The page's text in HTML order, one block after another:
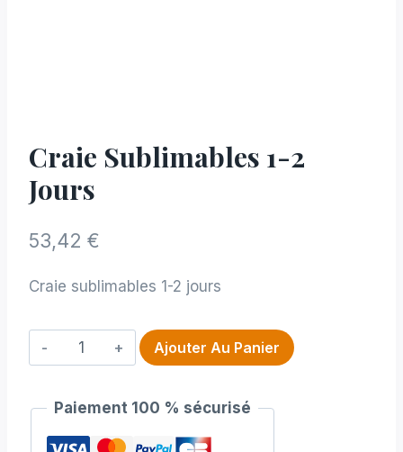
Craie Sublimables 1-2
Jours
53,42 €
Craie sublimables 1-2 jours
quantité
de
sublimables
1-
Ajouter Au Panier
Paiement 100 % sécurisé